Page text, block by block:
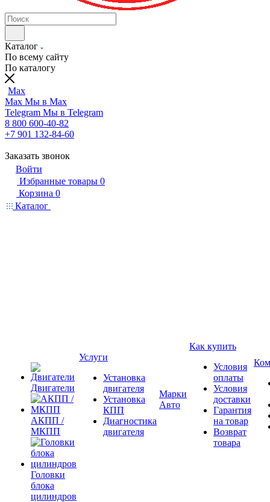
Каталог
По всему сайту
По каталогу
Max
Max Мы в Max
Telegram Мы в Telegram
8 800 600-40-82
+7 901 132-84-60
Заказать звонок
Войти
Избранные товары 0
Корзина 0
Каталог
Двигатели
АКПП /
МКПП
Головки
блока
цилиндров
Услуги
Установка
двигателя
Установка
КПП
Диагностика
двигателя
Марки
Авто
Как купить
Условия
оплаты
Условия
доставки
Гарантия
на товар
Возврат
товара